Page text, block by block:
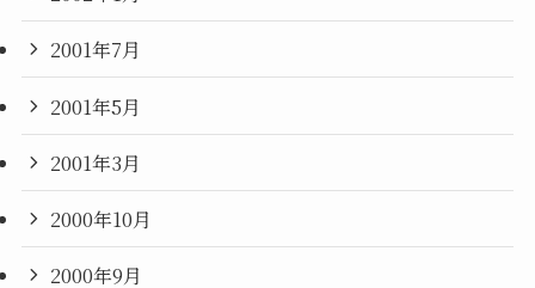
2001年7月
2001年5月
2001年3月
2000年10月
2000年9月